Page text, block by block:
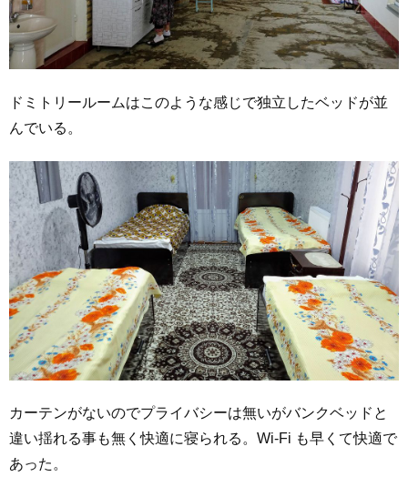
ドミトリールームはこのような感じで独立したベッドが並
んでいる。
カーテンがないのでプライバシーは無いがバンクベッドと
違い揺れる事も無く快適に寝られる。Wi-Fi も早くて快適で
あった。